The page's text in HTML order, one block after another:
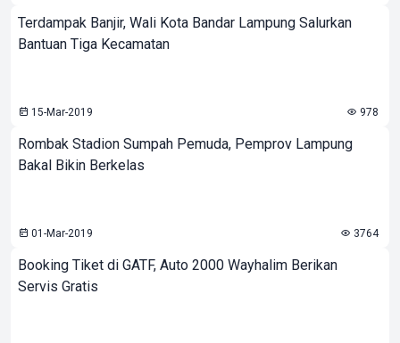
Terdampak Banjir, Wali Kota Bandar Lampung Salurkan
Bantuan Tiga Kecamatan
15-Mar-2019 978
Rombak Stadion Sumpah Pemuda, Pemprov Lampung
Bakal Bikin Berkelas
01-Mar-2019 3764
Booking Tiket di GATF, Auto 2000 Wayhalim Berikan
Servis Gratis